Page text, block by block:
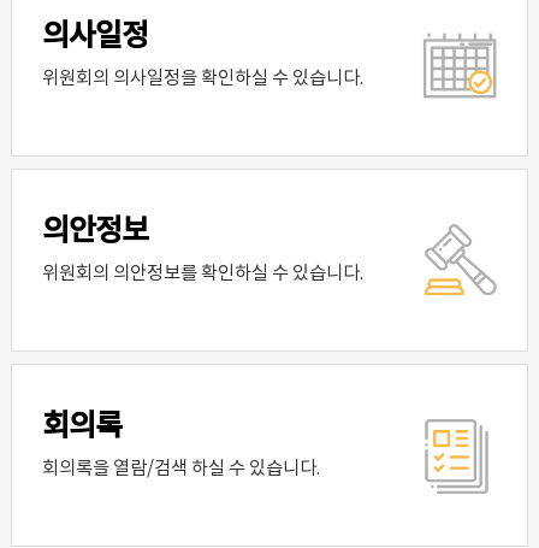
의사일정
위원회의 의사일정을 확인하실 수 있습니다.
의안정보
위원회의 의안정보를 확인하실 수 있습니다.
회의록
회의록을 열람/검색 하실 수 있습니다.